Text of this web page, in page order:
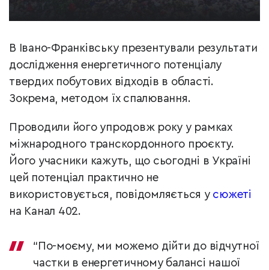
В Івано-Франківську презентували результати
дослідження енергетичного потенціалу
твердих побутових відходів в області.
Зокрема, методом їх спалювання.
Проводили його упродовж року у рамках
міжнародного транскордонного проєкту.
Його учасники кажуть, що сьогодні в Україні
цей потенціал практично не
використовується, повідомляється у сюжеті
на Канал 402.
“По-моєму, ми можемо дійти до відчутної
частки в енергетичному балансі нашої